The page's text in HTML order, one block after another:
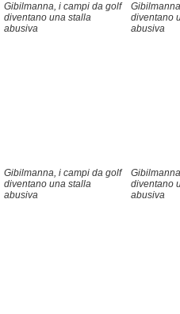
Gibilmanna, i campi da golf
diventano una stalla
abusiva
diventano
abusiva
Gibilmanna, i campi da golf
diventano una stalla
abusiva
diventano
abusiva